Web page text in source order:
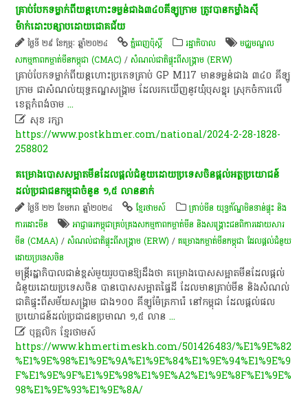
គ្រាប់​បែកទ​ម្លា​ក់​ពីយ​ន្ត​ហោះទ​ម្ង​ន់ជា​ង​៣៤​០​គីឡូ​ក្រា​ម ​ត្រូវ​​បា​នក​ម្លាំ​ង​ស៊ី
ម៉ាក់ដោះប​ន្សា​ប​ដោ​យ​ជោគ​ជ័យ​
ថ្ងៃទី ២៩ ខែកុម្ភៈ ឆ្នាំ២០២៤ ភ្នំពេញប៉ុស្តិ៍ រដ្ឋាភិបាល
មជ្ឈមណ្ឌល​
សកម្មភាពកម្ចាត់​មីន​កម្ពុជា​ (CMAC)​ /សំណល់ជាតិផ្ទុះពីសង្គ្រាម (ERW)
គ្រា​ប់​បែក​ទ​ម្លា​ក់ពី​យ​ន្តហោះ​ប្រ​ភេ​ទគ្រា​ប់ ​G​P M117 មានទ​ម្ង​ន់ជា​ង ៣​៤​០ គីឡូ​
ក្រាម​ ​ជា​សំ​ណ​ល់យុ​ទ្ធ​ភណ្ឌ​ស​ង្គ្រា​ម​ ដែល​រកឃើ​ញ​នូវ​ឃុំ​បុសខ្នុរ ស្រុ​ក​ចំកា​រ​លើ ​
ខេ​ត្តកំ​ព​ង់​ចាម...
 សុខ រក្សា
https://www.postkhmer.com/national/2024-2-28-1828-
258802
​គម្រោង​បោសសម្អាត​មីន​ដែល​ផ្តល់​ជំនួយ​ដោយ​ប្រទេស​ចិន​ផ្តល់​អត្ថប្រយោជន៍​
ដល់​ប្រជាជន​កម្ពុជា​ចំនួន​ ១,៥​ លាន​នាក់​
ថ្ងៃទី ២២ ខែមករា ឆ្នាំ២០២៤ ខ្មែរថាមស៍
គ្រាប់មីន យុទ្ធភ័ណ្ឌមិនទាន់ផ្ទុះ និង
ការដោះមីន
អាជ្ញាធរ​កម្ពុជា​គ្រប់គ្រង​សកម្មភាព​កម្ចាត់​មីន និង​សង្គ្រោះ​ជនពិការ​ដោយសារ​
មីន (CMAA) /សំណល់ជាតិផ្ទុះពីសង្គ្រាម (ERW) /គម្រោងកម្ចាត់មីនកម្ពុជា ដែលផ្តល់ជំនួយ
ដោយប្រទេសចិន
មន្ត្រី​រដ្ឋាភិបាល​ជាន់ខ្ពស់​មួយ​រូប​បានឱ្យ​ដឹង​ថា​ គម្រោង​បោសសម្អាត​មីន​ដែល​ផ្តល់​
ជំនួយ​ដោយ​ប្រទេស​ចិន​ បាន​បោសសម្អាត​ផ្ទៃដី​ ដែល​មាន​គ្រាប់​មីន​ និង​សំណល់​
ជាតិ​ផ្ទុះ​ពី​សម័យ​សង្គ្រាម​ ជាង​១០០​ គីឡូ​ម៉ែត្រការ៉េ​ នៅ​កម្ពុជា​ ដែល​ផ្តល់​ផល
ប្រយោជន៍​ដល់​ប្រជាជន​ប្រមាណ​ ១,៥​ លាន...
 បុគ្គលិក​ ខ្មែរ​ថា​ម​ស៍​
https://www.khmertimeskh.com/501426483/%E1%9E%82
%E1%9E%98%E1%9E%9A%E1%9E%84%E1%9E%94%E1%9E%9
F%E1%9E%9F%E1%9E%98%E1%9E%A2%E1%9E%8F%E1%9E%
98%E1%9E%93%E1%9E%8A/